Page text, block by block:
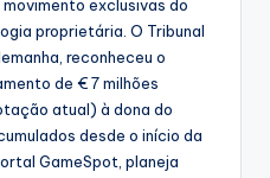
exclusivas do
proprietária. O Tribunal
reconheceu o
de € 7 milhões
atual) à dona do
desde o início da
GameSpot, planeja